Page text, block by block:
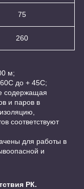
75
260
м;
до + 45С;
содержащая
и паров в
соответствуют
для работы в
и
РК.